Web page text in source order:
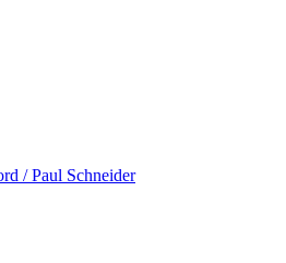
/ Paul Schneider